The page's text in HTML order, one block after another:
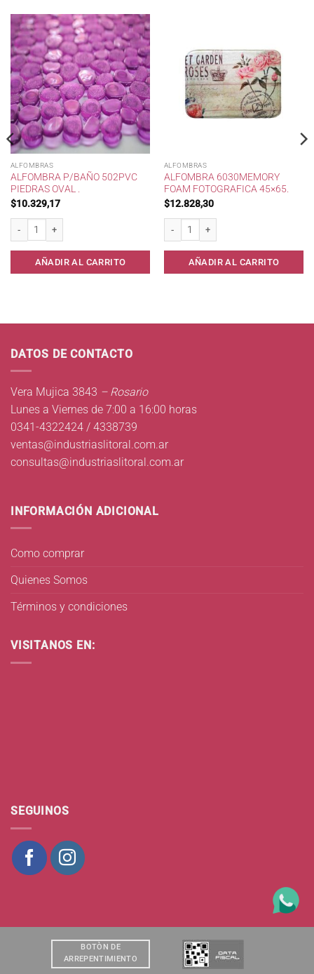
ALFOMBRAS
ALFOMBRA P/BAÑO 502PVC
PIEDRAS OVAL .
$10.329,17
Alfombra p/Baño 502pvc PIEDRAS OVAL . cantidad
AÑADIR AL CARRITO
ALFOMBRAS
ALFOMBRA 6030MEMORY
FOAM FOTOGRAFICA 45×65.
$12.828,30
Alfombra 6030Memory Foam
AÑADIR AL CARRITO
DATOS DE CONTACTO
Vera Mujica 3843 – Rosario
Lunes a Viernes de 7:00 a 16:00 horas
0341-4322424 / 4338739
ventas@industriaslitoral.com.ar
consultas@industriaslitoral.com.ar
INFORMACIÓN ADICIONAL
Como comprar
Quienes Somos
Términos y condiciones
VISITANOS EN:
SEGUINOS
BOTÒN DE
ARREPENTIMIENTO